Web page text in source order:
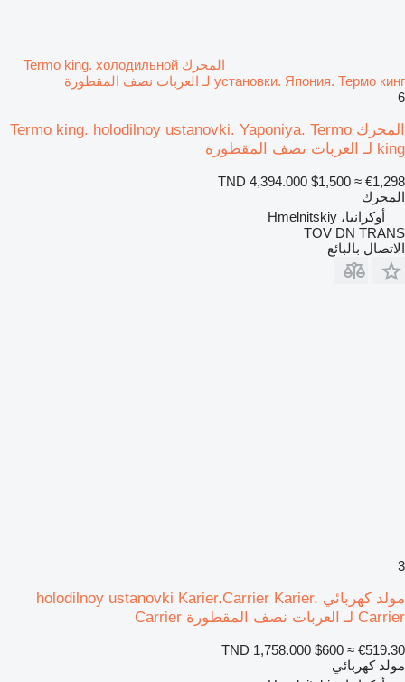
المحرك Termo king. холодильной
установки. Япония. Термо кинг لـ العربات نصف المقطورة
6
المحرك Termo king. holodilnoy ustanovki. Yaponiya. Termo
king لـ العربات نصف المقطورة
TND 4,394.000 $1,500 ≈ €1,298
المحرك
أوكرانيا، Hmelnitskiy
TOV DN TRANS
الاتصال بالبائع
3
مولد كهربائي holodilnoy ustanovki Karier.Carrier Karier.
Carrier لـ العربات نصف المقطورة Carrier
TND 1,758.000 $600 ≈ €519.30
مولد كهربائي